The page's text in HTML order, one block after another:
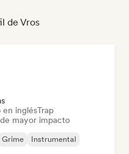
de Vros
en inglésTrap
mayor impacto
Grime Instrumental